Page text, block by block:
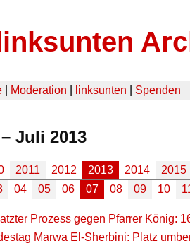
Moderation linksunten Spenden
Juli 2013
2011 2012 2013 2014
2015
04 05 06 07 08 09 10
Prozess gegen Pfarrer König:
Marwa El-Sherbini: Platz